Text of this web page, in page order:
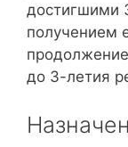
достигшими
получением
до 3-летия